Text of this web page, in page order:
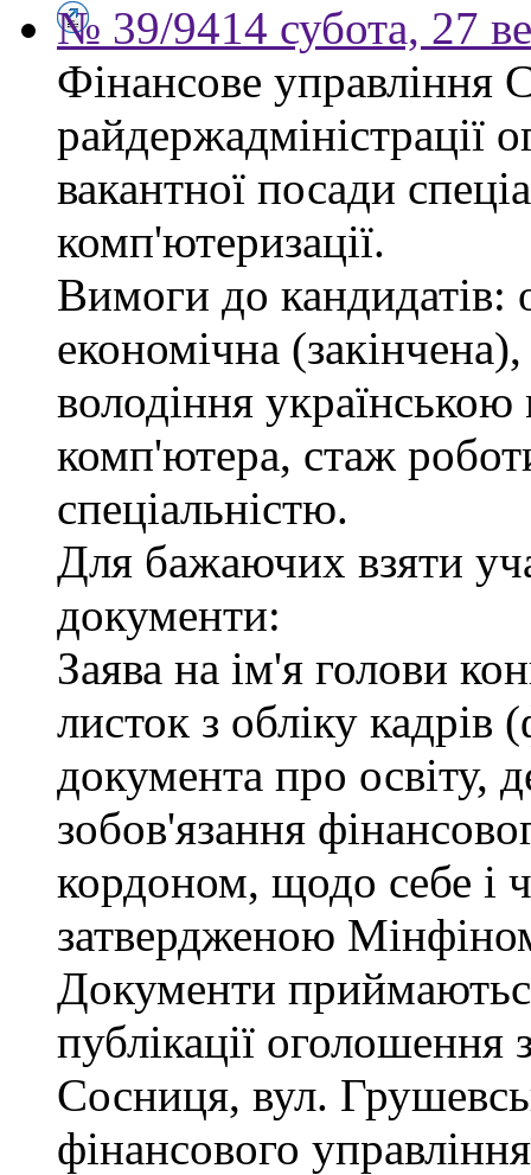
№ 39/9414 субота, 27
Фінансове управління
райдержадміністрації
вакантної посади
комп'ютеризації.
Вимоги до кандидатів:
економічна
володіння
комп'ютера, стаж
спеціальністю.
Для бажаючих взяти
документи:
Заява на ім'я голови
листок з обліку
документа про освіту,
зобов'язання
кордоном, щодо себе і
затвердженою
Документи
публікації
Сосниця, вул.
фінансового